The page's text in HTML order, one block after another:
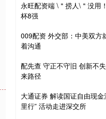
永旺配资端 \＂捞人\＂没用
杯8强
009配资 外交部：中美双方
着沟通
配先查 守正不守旧 创新不
来路径
大通证券 解读国证自由现
里行” 活动走进深交所